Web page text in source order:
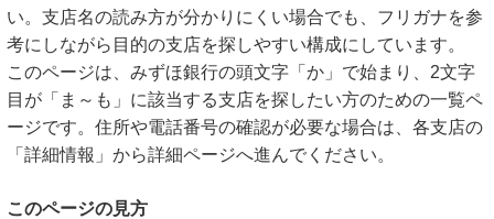
い。支店名の読み方が分かりにくい場合でも、フリガナを参
考にしながら目的の支店を探しやすい構成にしています。
このページは、みずほ銀行の頭文字「か」で始まり、2文字
目が「ま～も」に該当する支店を探したい方のための一覧ペ
ージです。住所や電話番号の確認が必要な場合は、各支店の
「詳細情報」から詳細ページへ進んでください。
このページの見方